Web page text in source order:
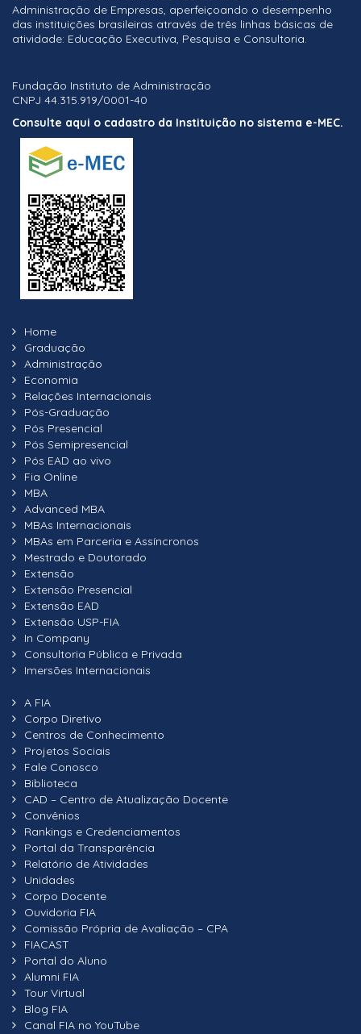
Administração de Empresas, aperfeiçoando o desempenho
das instituições brasileiras através de três linhas básicas de
atividade: Educação Executiva, Pesquisa e Consultoria.
Fundação Instituto de Administração
CNPJ 44.315.919/0001-40
Consulte aqui o cadastro da Instituição no sistema e-MEC.
Home
Graduação
Administração
Economia
Relações Internacionais
Pós-Graduação
Pós Presencial
Pós Semipresencial
Pós EAD ao vivo
Fia Online
MBA
Advanced MBA
MBAs Internacionais
MBAs em Parceria e Assíncronos
Mestrado e Doutorado
Extensão
Extensão Presencial
Extensão EAD
Extensão USP-FIA
In Company
Consultoria Pública e Privada
Imersões Internacionais
A FIA
Corpo Diretivo
Centros de Conhecimento
Projetos Sociais
Fale Conosco
Biblioteca
CAD – Centro de Atualização Docente
Convênios
Rankings e Credenciamentos
Portal da Transparência
Relatório de Atividades
Unidades
Corpo Docente
Ouvidoria FIA
Comissão Própria de Avaliação – CPA
FIACAST
Portal do Aluno
Alumni FIA
Tour Virtual
Blog FIA
Canal FIA no YouTube